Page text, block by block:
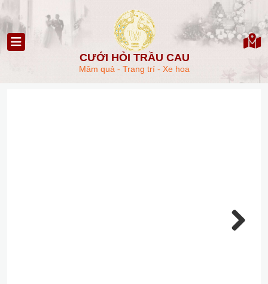
CƯỚI HỎI TRẦU CAU
Mâm quả - Trang trí - Xe hoa